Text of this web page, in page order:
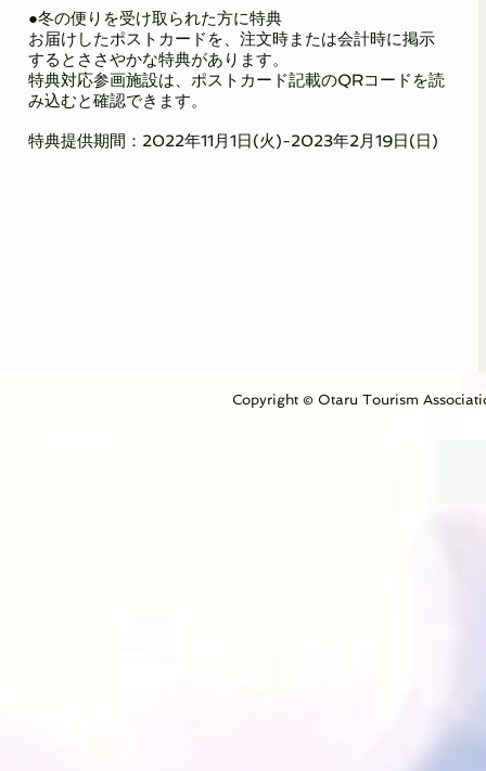
●冬の便りを受け取られた方に特典
お届けしたポストカードを、注文時または会計時に掲示
するとささやかな特典があります。
特典対応参画施設は、ポストカード記載のQRコードを読
み込むと確認できます。
特典提供期間：2022年11月1日(火)-2023年2月19日(日)
Copyright © Otaru Tourism